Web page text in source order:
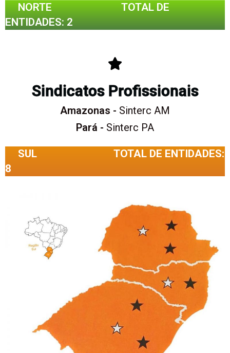
NORTE TOTAL DE
ENTIDADES: 2
Sindicatos Profissionais
Amazonas - Sinterc AM
Pará - Sinterc PA
SUL TOTAL DE ENTIDADES:
8